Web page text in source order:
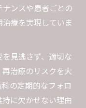
ンスや患者ごとの
療を実現していま
見逃さず、適切な
治療のリスクを大
の定期的なフォロ
に欠かせない理由